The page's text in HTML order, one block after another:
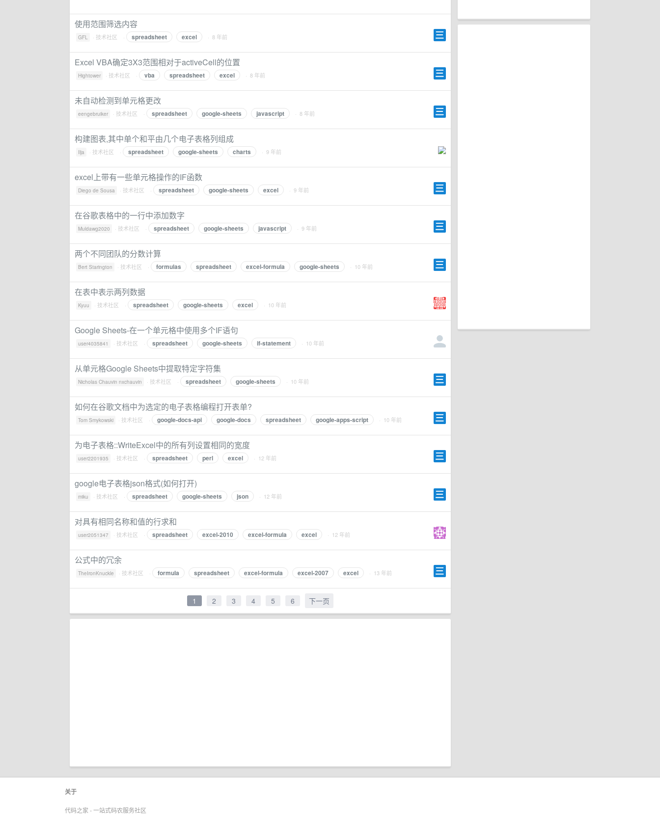
使用范围筛选内容
GFL · 技术社区 · spreadsheet excel · 8 年前
Excel VBA确定3X3范围相对于activeCell的位置
Hightower · 技术社区 · vba spreadsheet excel · 8 年前
未自动检测到单元格更改
eengebruiker · 技术社区 · spreadsheet google-sheets javascript · 8 年前
构建图表,其中单个和平由几个电子表格列组成
Ilja · 技术社区 · spreadsheet google-sheets charts · 9 年前
excel上带有一些单元格操作的IF函数
Diego de Sousa · 技术社区 · spreadsheet google-sheets excel · 9 年前
在谷歌表格中的一行中添加数字
Muldawg2020 · 技术社区 · spreadsheet google-sheets javascript · 9 年前
两个不同团队的分数计算
Bert Starington · 技术社区 · formulas spreadsheet excel-formula google-sheets · 10 年前
在表中表示两列数据
Kyuu · 技术社区 · spreadsheet google-sheets excel · 10 年前
Google Sheets-在一个单元格中使用多个IF语句
user4035841 · 技术社区 · spreadsheet google-sheets if-statement · 10 年前
从单元格Google Sheets中提取特定字符集
Nicholas Chauvin nxchauvin · 技术社区 · spreadsheet google-sheets · 10 年前
如何在谷歌文档中为选定的电子表格编程打开表单?
Tom Smykowski · 技术社区 · google-docs-api google-docs spreadsheet google-apps-script · 10 年前
为电子表格::WriteExcel中的所有列设置相同的宽度
user2201935 · 技术社区 · spreadsheet perl excel · 12 年前
google电子表格json格式(如何打开)
miku · 技术社区 · spreadsheet google-sheets json · 12 年前
对具有相同名称和值的行求和
user2051347 · 技术社区 · spreadsheet excel-2010 excel-formula excel · 12 年前
公式中的冗余
TheIronKnuckle · 技术社区 · formula spreadsheet excel-formula excel-2007 excel · 13 年前
1 2 3 4 5 6 下一页
关于
代码之家 - 一站式码农服务社区